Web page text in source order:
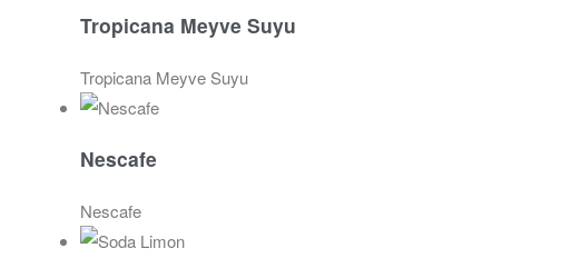
Tropicana Meyve Suyu
Tropicana Meyve Suyu
Nescafe
Nescafe